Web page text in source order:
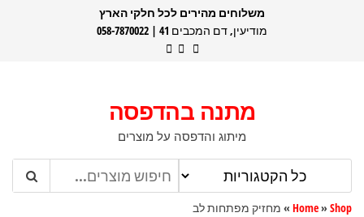
משלוחים מהירים לכל חלקי הארץ
מודיעין, דם המכבים 41 | 058-7870022
מתנה בהדפסה
מיתוג והדפסה על מוצרים
Home» Shop
» מחזיק מפתחות לב